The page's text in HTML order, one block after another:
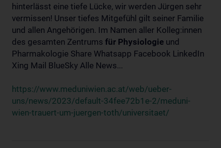
hinterlässt eine tiefe Lücke, wir werden Jürgen sehr
vermissen! Unser tiefes Mitgefühl gilt seiner Familie
und allen Angehörigen. Im Namen aller Kolleg:innen
des gesamten Zentrums für Physiologie und
Pharmakologie Share Whatsapp Facebook LinkedIn
Xing Mail BlueSky Alle News...
https://www.meduniwien.ac.at/web/ueber-
uns/news/2023/default-34fee72b1e-2/meduni-
wien-trauert-um-juergen-toth/universitaet/